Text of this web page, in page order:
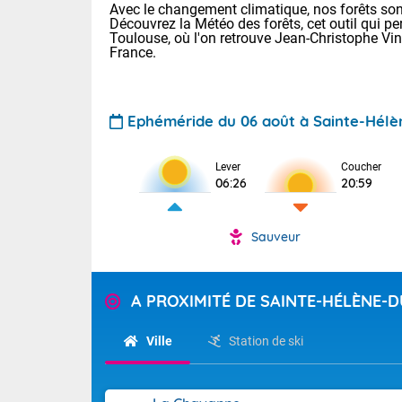
Pour la
Tendance
Avec le changement climatique, nos forêts
Découvrez la Météo des forêts, cet outil qui
Toulouse, où l'on retrouve Jean-Christophe
France.
Ephéméride du 06 août à Sainte-
Lever
06:26
Coucher
20:59
Sauveur
A PROXIMITÉ DE SAINTE-HÉLÈNE-
Ville Station de ski
Voici les
22/13 Paris :
Clermont-
Limoges :
Lille : 24/12
Calme,
territoire. On